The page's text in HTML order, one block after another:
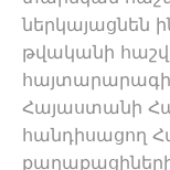
ներկայացնեն
թվականի
Հայաստանի
հանդիսացող